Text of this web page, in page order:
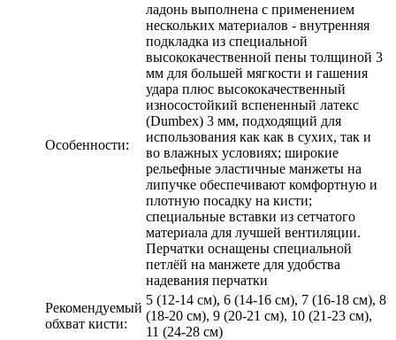
Особенности:
ладонь выполнена с применением
нескольких материалов - внутренняя
подкладка из специальной
высококачественной пены толщиной 3
мм для большей мягкости и гашения
удара плюс высококачественный
износостойкий вспененный латекс
(Dumbex) 3 мм, подходящий для
использования как как в сухих, так и
во влажных условиях; широкие
рельефные эластичные манжеты на
липучке обеспечивают комфортную и
плотную посадку на кисти;
специальные вставки из сетчатого
материала для лучшей вентиляции.
Перчатки оснащены специальной
петлёй на манжете для удобства
надевания перчатки
Рекомендуемый
обхват кисти:
5 (12-14 см), 6 (14-16 см), 7 (16-18 см), 8
(18-20 см), 9 (20-21 см), 10 (21-23 см),
11 (24-28 см)